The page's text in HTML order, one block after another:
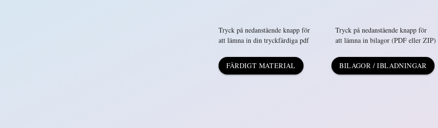
Tryck på nedanstående knapp för
att lämna in din tryckfärdiga pdf
Tryck på nedanstående knapp för
att lämna in bilagor (PDF eller ZIP)
FÄRDIGT MATERIAL BILAGOR / IBLADNINGAR